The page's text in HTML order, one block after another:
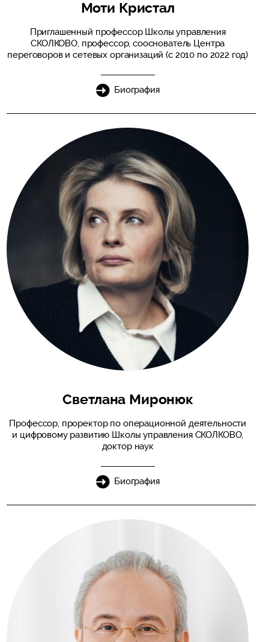
Моти Кристал
Приглашенный профессор Школы управления
СКОЛКОВО, профессор, сооснователь Центра
переговоров и сетевых организаций (с 2010 по 2022 год)
Биография
Светлана Миронюк
Профессор, проректор по операционной деятельности
и цифровому развитию Школы управления СКОЛКОВО,
доктор наук
Биография